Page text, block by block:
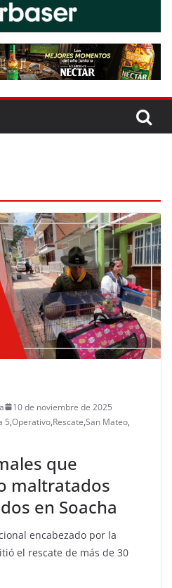
10 de noviembre de 2025
5,Operativo,Rescate,San Mateo,
que
maltratados
en Soacha
encabezado por la
el rescate de más de 30